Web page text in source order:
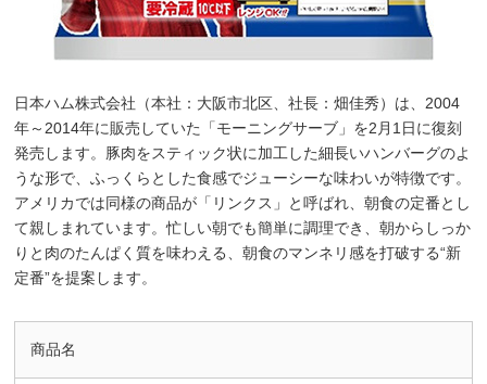
日本ハム株式会社（本社：大阪市北区、社長：畑佳秀）は、2004
年～2014年に販売していた「モーニングサーブ」を2月1日に復刻
発売します。豚肉をスティック状に加工した細長いハンバーグのよ
うな形で、ふっくらとした食感でジューシーな味わいが特徴です。
アメリカでは同様の商品が「リンクス」と呼ばれ、朝食の定番とし
て親しまれています。忙しい朝でも簡単に調理でき、朝からしっか
りと肉のたんぱく質を味わえる、朝食のマンネリ感を打破する“新
定番”を提案します。
商品名